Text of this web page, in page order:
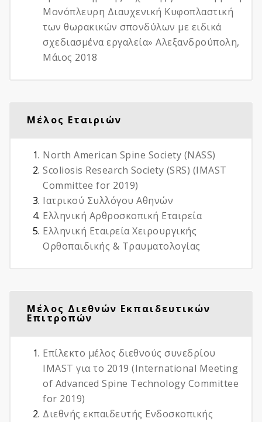
Μονόπλευρη Διαυχενική Κυφοπλαστική
των θωρακικών σπονδύλων με ειδικά
σχεδιασμένα εργαλεία» Αλεξανδρούπολη,
Μάιος 2018
Μέλος Εταιριών
North American Spine Society (NASS)
Scoliosis Research Society (SRS) (IMAST
Committee for 2019)
Ιατρικού Συλλόγου Αθηνών
Ελληνική Αρθροσκοπική Εταιρεία
Ελληνική Εταιρεία Χειρουργικής
Ορθοπαιδικής & Τραυματολογίας
Μέλος Διεθνών Εκπαιδευτικών
Επιτροπών
Επίλεκτο μέλος διεθνούς συνεδρίου
IMAST για το 2019 (International Meeting
of Advanced Spine Technology Committee
for 2019)
Διεθνής εκπαιδευτής Ενδοσκοπικής